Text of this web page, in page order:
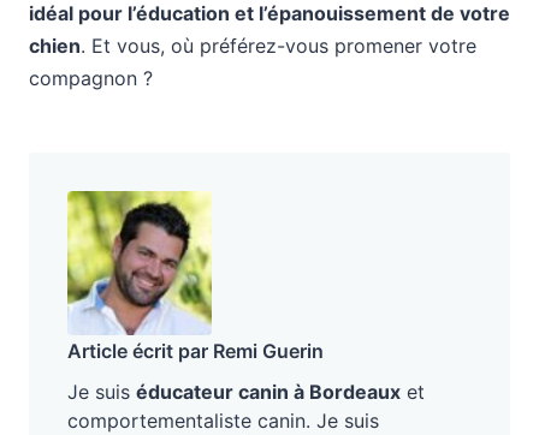
idéal pour l’éducation et l’épanouissement de votre
chien. Et vous, où préférez-vous promener votre
compagnon ?
Article écrit par Remi Guerin
Je suis éducateur canin à Bordeaux et
comportementaliste canin. Je suis